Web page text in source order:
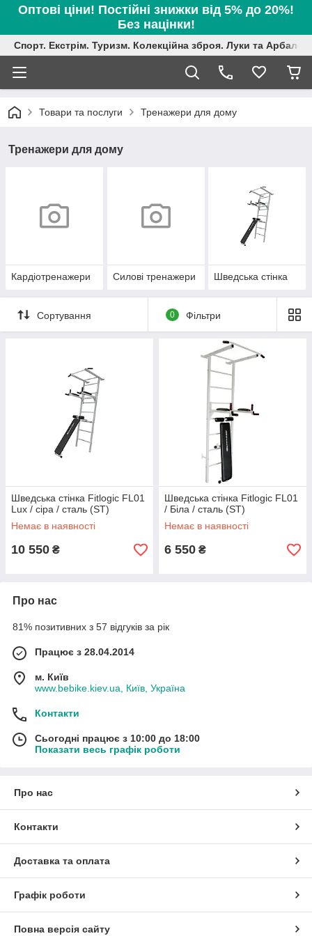
Оптові ціни! Постійні знижки від 5% до 20%!
Без націнки!
Спорт. Екстрім. Туризм. Колекційна зброя. Луки та
Товари та послуги Тренажери для дому
Тренажери для дому
Кардіотренажери Силові тренажери Шведська стінка
Сортування 0 Фільтри
Шведська стінка Fitlogic FL01
Lux / сіра / сталь (ST)
Немає в наявності
10 550 ₴
Шведська стінка Fitlogic FL01
/ Біла / сталь (ST)
Немає в наявності
6 550 ₴
Про нас
81% позитивних з 57 відгуків за рік
Працює з 28.04.2014
м. Київ
www.bebike.kiev.ua, Київ, Україна
Контакти
Сьогодні працює з 10:00 до 18:00
Показати весь графік роботи
Про нас
Контакти
Доставка та оплата
Графік роботи
Повна версія сайту